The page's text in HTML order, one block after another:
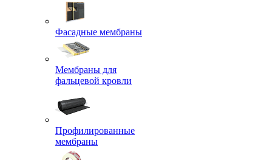
Фасадные мембраны
Мембраны для
фальцевой кровли
Профилированные
мембраны